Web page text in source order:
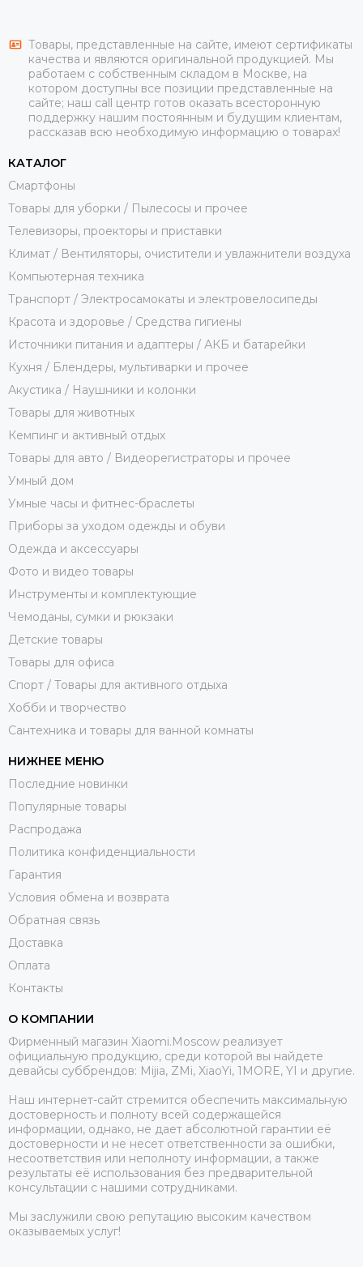
Товары, представленные на сайте, имеют сертификаты
качества и являются оригинальной продукцией. Мы
работаем с собственным складом в Москве, на
котором доступны все позиции представленные на
сайте; наш call центр готов оказать всесторонную
поддержку нашим постоянным и будущим клиентам,
рассказав всю необходимую информацию о товарах!
КАТАЛОГ
Смартфоны
Товары для уборки / Пылесосы и прочее
Телевизоры, проекторы и приставки
Климат / Вентиляторы, очистители и увлажнители воздуха
Компьютерная техника
Транспорт / Электросамокаты и электровелосипеды
Красота и здоровье / Средства гигиены
Источники питания и адаптеры / АКБ и батарейки
Кухня / Блендеры, мультиварки и прочее
Акустика / Наушники и колонки
Товары для животных
Кемпинг и активный отдых
Товары для авто / Видеорегистраторы и прочее
Умный дом
Умные часы и фитнес-браслеты
Приборы за уходом одежды и обуви
Одежда и аксессуары
Фото и видео товары
Инструменты и комплектующие
Чемоданы, сумки и рюкзаки
Детские товары
Товары для офиса
Спорт / Товары для активного отдыха
Хобби и творчество
Сантехника и товары для ванной комнаты
НИЖНЕЕ МЕНЮ
Последние новинки
Популярные товары
Распродажа
Политика конфиденциальности
Гарантия
Условия обмена и возврата
Обратная связь
Доставка
Оплата
Контакты
О КОМПАНИИ
Фирменный магазин Xiaomi.Moscow реализует
официальную продукцию, среди которой вы найдете
девайсы суббрендов: Mijia, ZMi, XiaoYi, 1MORE, YI и другие.
Наш интернет-сайт стремится обеспечить максимальную
достоверность и полноту всей содержащейся
информации, однако, не дает абсолютной гарантии её
достоверности и не несет ответственности за ошибки,
несоответствия или неполноту информации, а также
результаты её использования без предварительной
консультации с нашими сотрудниками.
Мы заслужили свою репутацию высоким качеством
оказываемых услуг!